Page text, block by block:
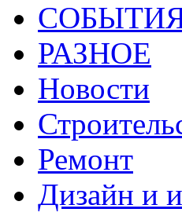
РАЗНОЕ
Новости
Ремонт
Дизайн и